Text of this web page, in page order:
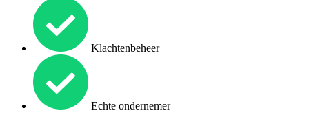
Klachtenbeheer
Echte ondernemer